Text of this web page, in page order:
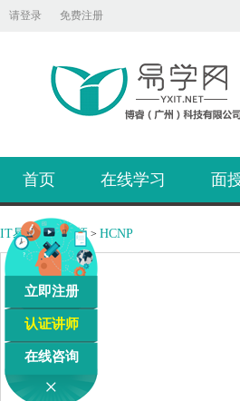
请登录 免费注册
首页 在线学习 面
IT易学网>视频 > HCNP
立即注册
认证讲师
在线咨询
×